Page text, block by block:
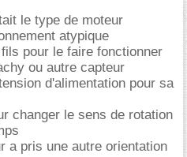
le type de moteur
atypique
pour le faire fonctionner
ou autre capteur
d'alimentation pour sa
changer le sens de rotation
a pris une autre orientation